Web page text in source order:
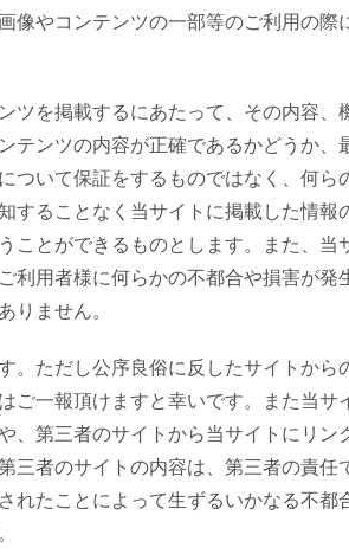
像やコンテンツの一部等のご利用の際
ツを掲載するにあたって、その内容、
テンツの内容が正確であるかどうか、
ついて保証をするものではなく、何ら
することなく当サイトに掲載した情報
ことができるものとします。また、当
利用者様に何らかの不都合や損害が発
りません。
。ただし公序良俗に反したサイトから
ご一報頂けますと幸いです。また当サ
、第三者のサイトから当サイトにリン
三者のサイトの内容は、第三者の責任
れたことによって生ずるいかなる不都